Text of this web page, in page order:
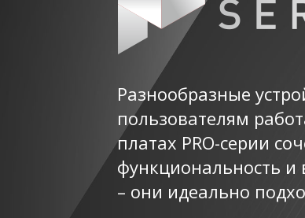
Разнообразные
пользователям
платах PRO-серии
функциональность и
– они идеально